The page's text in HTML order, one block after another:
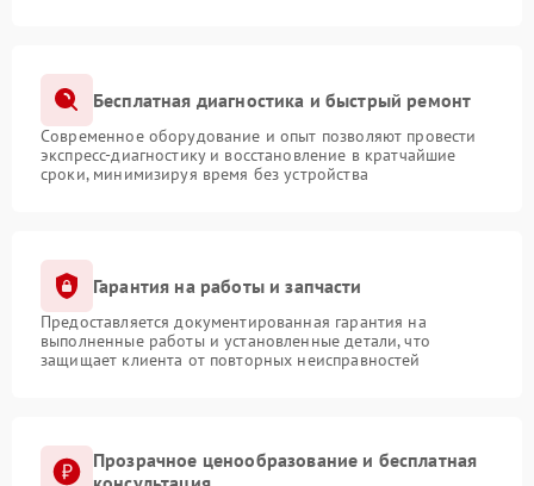
Бесплатная диагностика и быстрый ремонт
Современное оборудование и опыт позволяют провести
экспресс-диагностику и восстановление в кратчайшие
сроки, минимизируя время без устройства
Гарантия на работы и запчасти
Предоставляется документированная гарантия на
выполненные работы и установленные детали, что
защищает клиента от повторных неисправностей
Прозрачное ценообразование и бесплатная